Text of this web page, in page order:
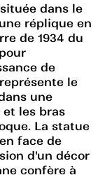
dans le
réplique en
de 1934 du
de
le
une
et les bras
La statue
face de
d'un décor
confère à